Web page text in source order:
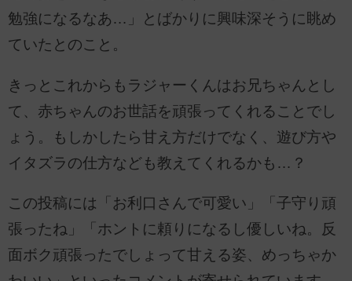
勉強になるなあ…」とばかりに興味深そうに眺め
ていたとのこと。
きっとこれからもラジャーくんはお兄ちゃんとし
て、赤ちゃんのお世話を頑張ってくれることでし
ょう。もしかしたら甘え方だけでなく、遊び方や
イタズラの仕方なども教えてくれるかも…？
この投稿には「お利口さんで可愛い」「子守り頑
張ったね」「ホントに頼りになるし優しいね。反
面ボク頑張ったでしょって甘える姿、めっちゃか